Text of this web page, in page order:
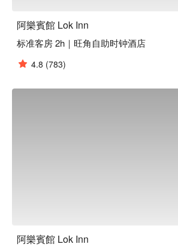
阿樂賓館 Lok Inn
标准客房 2h｜旺角自助时钟酒店
4.8 (783)
阿樂賓館 Lok Inn